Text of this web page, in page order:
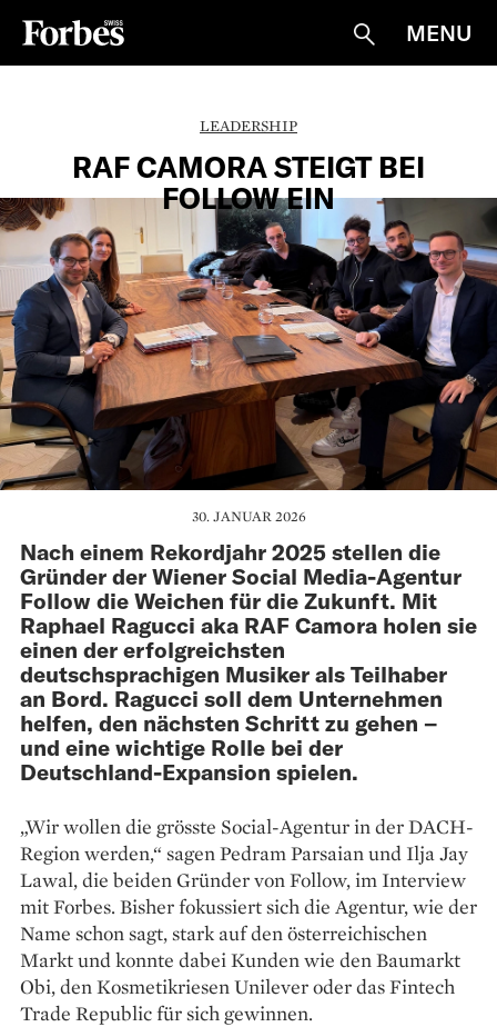
Suche
MENU
LEADERSHIP
RAF CAMORA STEIGT BEI
FOLLOW EIN
30. JANUAR 2026
Nach einem Rekordjahr 2025 stellen die
Gründer der Wiener Social Media-Agentur
Follow die Weichen für die Zukunft. Mit
Raphael Ragucci aka RAF Camora holen sie
einen der erfolgreichsten
deutschsprachigen Musiker als Teilhaber
an Bord. Ragucci soll dem Unternehmen
helfen, den nächsten Schritt zu gehen –
und eine wichtige Rolle bei der
Deutschland-Expansion spielen.
„Wir wollen die grösste Social-Agentur in der DACH-
Region werden,“ sagen Pedram Parsaian und Ilja Jay
Lawal, die beiden Gründer von Follow, im Interview
mit Forbes. Bisher fokussiert sich die Agentur, wie der
Name schon sagt, stark auf den österreichischen
Markt und konnte dabei Kunden wie den Baumarkt
Obi, den Kosmetikriesen Unilever oder das Fintech
Trade Republic für sich gewinnen.